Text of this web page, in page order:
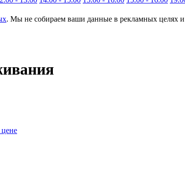
. Мы не собираем ваши данные в рекламных целях